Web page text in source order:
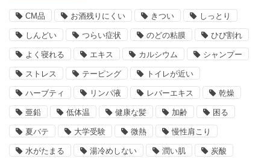
CM品 お酒残りにくい きつい しっとり
しんどい つらい症状 のどの粘膜 ひび割れ
よく寝れる エキス カルシウム シャンプー
ストレス テーピング トイレが近い
ハーブティ リンパ液 レバーエキス 乾燥
亜鉛 低体温 健康な髪 加齢 困る
夏バテ 大学受験 微熱 慢性肩こり
水がたまる 湯冷めしない 潤い肌 炭酸